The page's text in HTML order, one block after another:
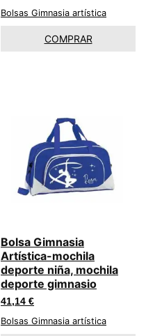
Bolsas Gimnasia artística
COMPRAR
Bolsa Gimnasia
Artística-mochila
deporte niña, mochila
deporte gimnasio
41,14 €
Bolsas Gimnasia artística